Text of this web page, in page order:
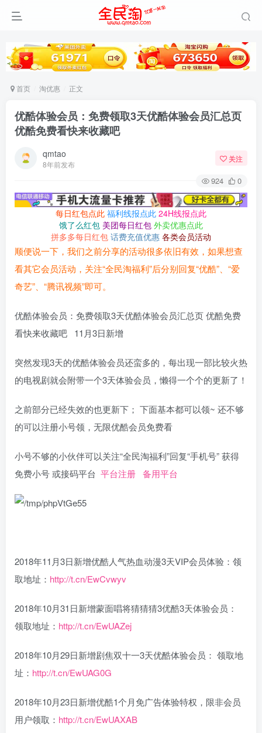
首页 淘优惠 正文
优酷体验会员：免费领取3天优酷体验会员汇总页
优酷免费看快来收藏吧
qmtao
8年前发布
关注
924 0
每日红包点此 福利线报点此 24H线报点此
饿了么红包 美团每日红包 外卖优惠点此
拼多多每日红包 话费充值优惠 各类会员活动
顺便说一下，我们之前分享的活动很多依旧有效，如果想查
看其它会员活动，关注“全民淘福利”后分别回复“优酷”、“爱
奇艺”、“腾讯视频”即可。
优酷体验会员：免费领取3天优酷体验会员汇总页 优酷免费
看快来收藏吧 11月3日新增
突然发现3天的优酷体验会员还蛮多的，每出现一部比较火热
的电视剧就会附带一个3天体验会员，懒得一个个的更新了！
之前部分已经失效的也更新下； 下面基本都可以领~ 还不够
的可以注册小号领，无限优酷会员免费看
小号不够的小伙伴可以关注“全民淘福利”回复“手机号” 获得
免费小号 或接码平台 平台注册 备用平台
2018年11月3日新增优酷人气热血动漫3天VIP会员体验：领
取地址： http://t.cn/EwCvwyv
2018年10月31日新增蒙面唱将猜猜猜3优酷3天体验会员：
领取地址： http://t.cn/EwUAZej
2018年10月29日新增剧焦双十一3天优酷体验会员： 领取地
址： http://t.cn/EwUAG0G
2018年10月23日新增优酷1个月免广告体验特权，限非会员
用户领取： http://t.cn/EwUAXAB